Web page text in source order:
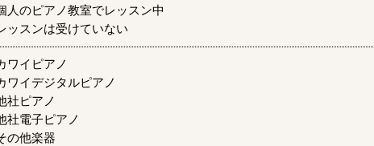
人のピアノ教室でレッスン中
ッスンは受けていない
ワイピアノ
ワイデジタルピアノ
社ピアノ
社電子ピアノ
の他楽器